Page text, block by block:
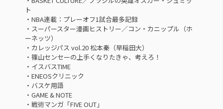
ト
・NBA連載：プレーオフ1試合最多記録
・スーパースター漫画ヒストリー／コン・カニップル（ホ
ーネッツ）
・カレッジパス vol.20 松本秦（早稲田大）
・篠山センセーの上手くなりたきゃ、考えろ！
・イスバスTIME
・ENEOSクリニック
・バスケ用語
・GAME & NOTE
・戦術マンガ「FIVE OUT」